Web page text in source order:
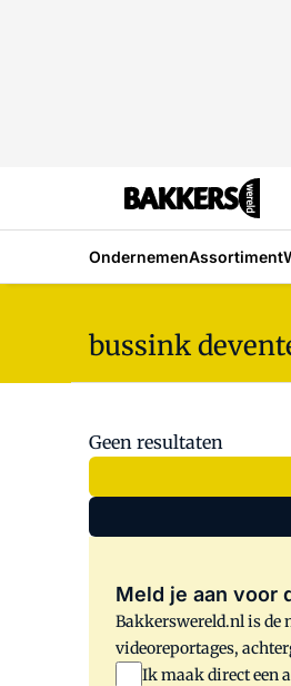
OndernemenAssortiment
bussink
Geen resultaten
Meld je aan voor
Bakkerswereld.nl is de
videoreportages,
Ik maak direct een